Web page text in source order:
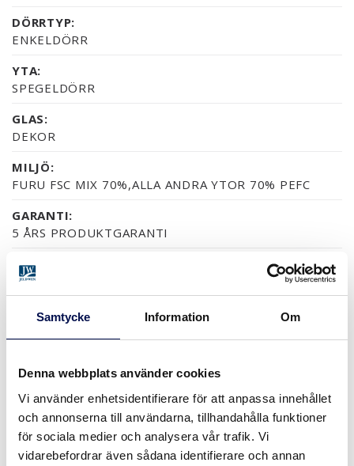
Samtycke Information Om
Denna webbplats använder cookies
Vi använder enhetsidentifierare för att anpassa innehållet
och annonserna till användarna, tillhandahålla funktioner
för sociala medier och analysera vår trafik. Vi
vidarebefordrar även sådana identifierare och annan
DÖRRTYP:
ENKELDÖRR
YTA:
SPEGELDÖRR
GLAS:
DEKOR
MILJÖ:
FURU FSC MIX 70%,ALLA ANDRA YTOR 70% PEFC
GARANTI:
5 ÅRS PRODUKTGARANTI
MDF/HDF MÅLAT